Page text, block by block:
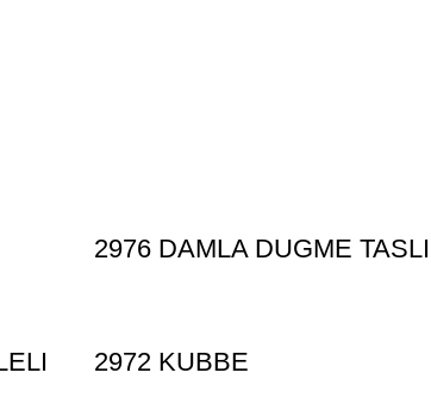
2976 DAMLA DUGME TASLI
2972 KUBBE